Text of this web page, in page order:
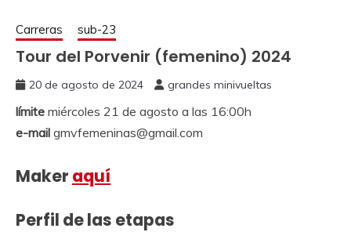
Carreras sub-23
Tour del Porvenir (femenino) 2024
20 de agosto de 2024 grandes minivueltas
límite miércoles 21 de agosto a las 16:00h
e-mail gmvfemeninas@gmail.com
Maker aquí
Perfil de las etapas